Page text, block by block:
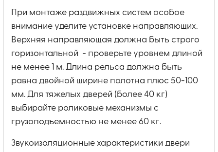
При монтаже раздвижных систем особое
внимание уделите установке направляющих.
Верхняя направляющая должна быть строго
горизонтальной - проверьте уровнем длиной
не менее 1 м. Длина рельса должна быть
равна двойной ширине полотна плюс 50-100
мм. Для тяжелых дверей (более 40 кг)
выбирайте роликовые механизмы с
грузоподъемностью не менее 60 кг.
Звукоизоляционные характеристики двери